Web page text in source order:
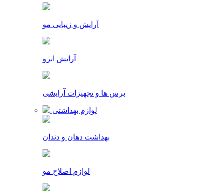
آرایش و زیبایی مو
آرایش ابرو
برس ها و تجهیزات آرایشی
لوازم بهداشتی
بهداشت دهان و دندان
لوازم اصلاح مو